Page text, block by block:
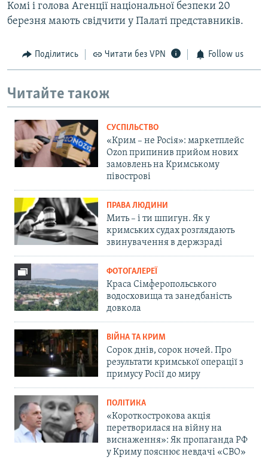
Комі і голова Агенції національної безпеки 20
березня мають свідчити у Палаті представників.
Поділитись Читати без VPN Follow us
Читайте також
СУСПІЛЬСТВО
«Крим – не Росія»: маркетплейс
Ozon припинив прийом нових
замовлень на Кримському
півострові
ПРАВА ЛЮДИНИ
Мить – і ти шпигун. Як у
кримських судах розглядають
звинувачення в держзраді
ФОТОГАЛЕРЕЇ
Краса Сімферопольського
водосховища та занедбаність
довкола
ВІЙНА ТА КРИМ
Сорок днів, сорок ночей. Про
результати кримської операції з
примусу Росії до миру
ПОЛІТИКА
«Короткострокова акція
перетворилася на війну на
виснаження»: Як пропаганда РФ
у Криму пояснює невдачі «СВО»